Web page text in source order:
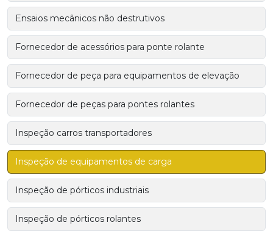
Ensaios mecânicos não destrutivos
Fornecedor de acessórios para ponte rolante
Fornecedor de peça para equipamentos de elevação
Fornecedor de peças para pontes rolantes
Inspeção carros transportadores
Inspeção de equipamentos de carga
Inspeção de pórticos industriais
Inspeção de pórticos rolantes